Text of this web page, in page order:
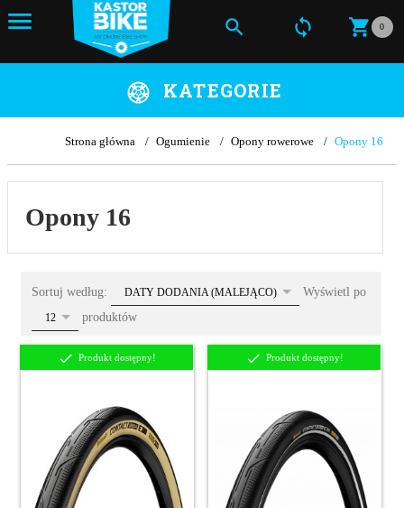
0
KATEGORIE
Strona główna Ogumienie Opony rowerowe Opony 16
Opony 16
Sortuj według: sortDATY DODANIA (MALEJĄCO)
Wyświetl po
pop12 produktów
Produkt dostępny! Produkt dostępny!